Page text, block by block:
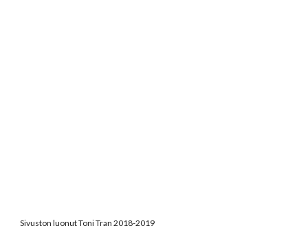
Sivuston luonut Toni Tran 2018-2019